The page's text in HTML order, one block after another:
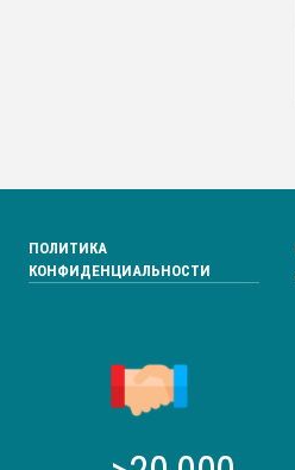
ПОЛИТИКА
КОНФИДЕНЦИАЛЬНОСТИ